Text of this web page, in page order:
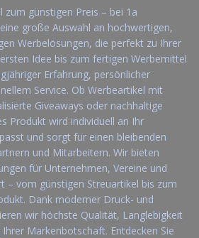
zum günstigen Preis – bei 1a
große Auswahl an hochwertigen,
Werbelösungen, die perfekt zu Ihrer
Idee bis zum fertigen Werbemittel
Erfahrung, persönlicher
Service. Ob Werbeartikel mit
Giveaways oder nachhaltige
Produkt wird individuell an Ihr
und sorgt für einen bleibenden
und Mitarbeitern. Wir bieten
für Unternehmen, Vereine und
– vom günstigen Streuartikel bis zum
Dank moderner Druck- und
wir höchste Qualität, Langlebigkeit
Markenbotschaft. Entdecken Sie